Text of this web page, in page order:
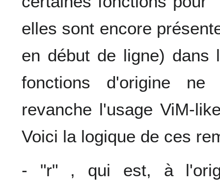
elles sont encore
en début de ligne) dans
fonctions d'origine
revanche l'usage ViM-
Voici la logique de ces
- "r" , qui est, à